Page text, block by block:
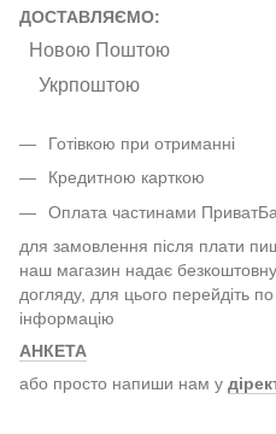
ДОСТАВЛЯЄМО:
Новою Поштою
Укрпоштою
Готівкою при отриманні
Кредитною карткою
Оплата частинами
для замовлення після плати
наш магазин надає
догляду, для цього перейдіть
інформацію
АНКЕТА
або просто напиши нам у